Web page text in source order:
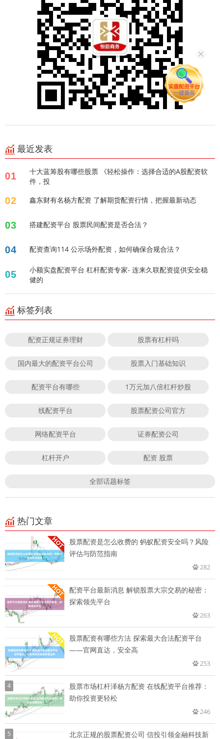
最近发表
01
十大蓝筹股有哪些股票 《轻松操作：选择合适的A股配资软
件，投
02 鑫东财有名杨方配资 了解期货配资行情，把握最新动态
03 搭建配资平台 股票民间配资是否合法？
04 配资查询114 公示场外配资，如何确保合规合法？
05
小额实盘配资平台 杠杆配资专家- 连来久联配资提供安全稳
健的
标签列表
配资正规证券理财 股票有杠杆吗
国内最大的配资平台公司 股票入门基础知识
配资平台有哪些 1万元加八倍杠杆炒股
线配资平台 股票配资公司官方
网络配资平台 证券配资公司
杠杆开户 配资 股票
全部话题标签
热门文章
股票配资是怎么收费的 蚂蚁配资安全吗？风险
评估与防范指南
282
配资平台最新消息 解锁股票大宗交易的秘密：
探索领先平台
263
股票配资有哪些方法 探索最大合法配资平台
——官网直达，安全高
253
4
股票市场杠杆泽杨方配资 在线配资平台推荐：
助你投资更轻松
246
5 北京正规的股票配资公司 信投引领金融科技新